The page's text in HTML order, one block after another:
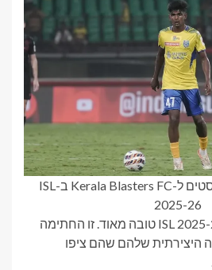
Ebindas רשם 5 אסיסטים ל-Kerala Blasters FC ב-ISL
2025-26
עוד צעיר שעבר עונת ISL 2025-26 טובה מאוד. זו החתימה
היצירתית שלהם שהם ציפו